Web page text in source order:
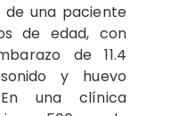
de una paciente
de edad, con
de 11.4
y huevo
una clínica